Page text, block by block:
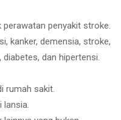
penyakit stroke.
kanker, demensia, stroke,
dan hipertensi.
rumah sakit.